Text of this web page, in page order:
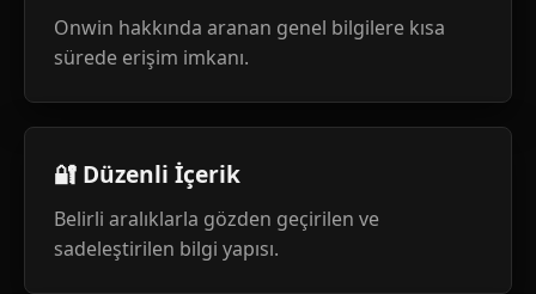
Onwin hakkında aranan genel bilgilere kısa
sürede erişim imkanı.
🔐 Düzenli İçerik
Belirli aralıklarla gözden geçirilen ve
sadeleştirilen bilgi yapısı.